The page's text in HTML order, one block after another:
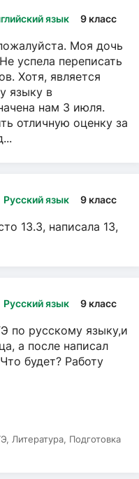
язык 9 класс
Моя дочь
успела переписать
Хотя, является
языку в
нам 3 июля.
отличную оценку за
Русский язык 9 класс
13.3, написала 13,
Русский язык 9 класс
по русскому языку,и
а после написал
будет? Работу
Литература, Подготовка